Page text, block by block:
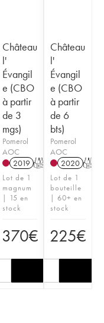
Château
l'
Évangil
e (CBO
à partir
de 3
mgs)
Pomerol
AOC
2019 T
Lot de 1
magnum
| 15 en
stock
370€
Château
l'
Évangil
e (CBO
à partir
de 6
bts)
Pomerol
AOC
2020 T
Lot de 1
bouteille
| 60+ en
stock
225€